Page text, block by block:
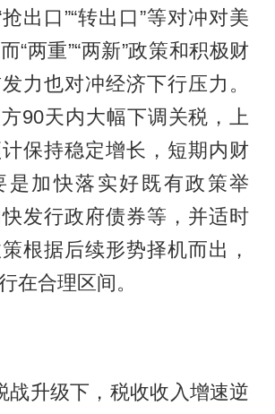
抢出口”“转出口”等对冲对美
“两重”“两新”政策和积极财
力也对冲经济下行压力。
90天内大幅下调关税，上
保持稳定增长，短期内财
是加快落实好既有政策举
发行政府债券等，并适时
根据后续形势择机而出，
在合理区间。
战升级下，税收收入增速逆